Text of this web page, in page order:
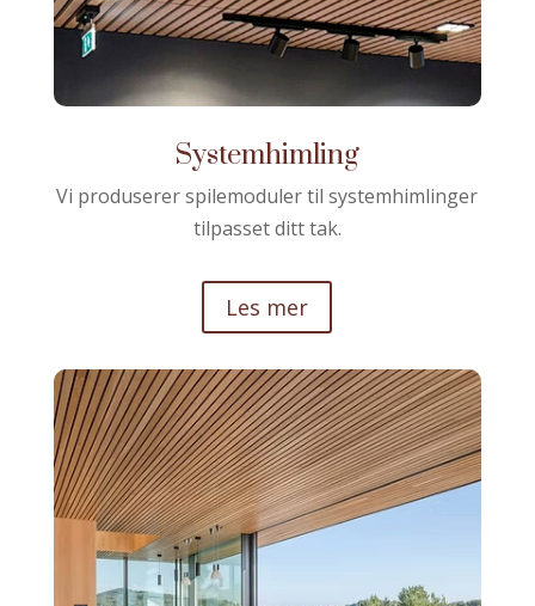
Systemhimling
Vi produserer spilemoduler til systemhimlinger
tilpasset ditt tak.
Les mer